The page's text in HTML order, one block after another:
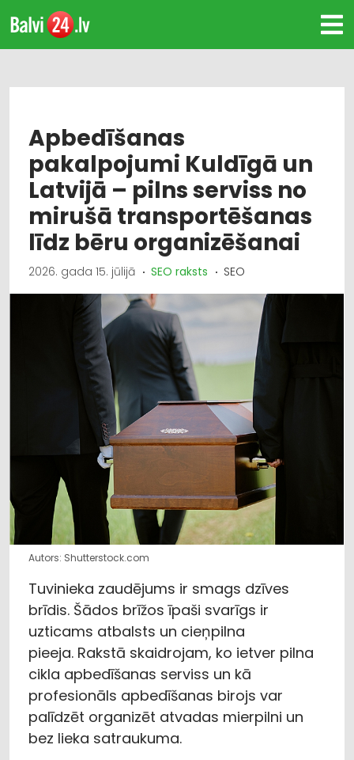
Apbedīšanas
pakalpojumi Kuldīgā un
Latvijā – pilns serviss no
mirušā transportēšanas
līdz bēru organizēšanai
2026. gada 15. jūlijā SEO raksts SEO
Autors: Shutterstock.com
Tuvinieka zaudējums ir smags dzīves
brīdis. Šādos brīžos īpaši svarīgs ir
uzticams atbalsts un cieņpilna
pieeja. Rakstā skaidrojam, ko ietver pilna
cikla apbedīšanas serviss un kā
profesionāls apbedīšanas birojs var
palīdzēt organizēt atvadas mierpilni un
bez lieka satraukuma.